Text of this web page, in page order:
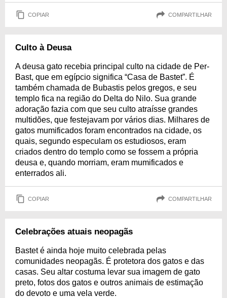
COPIAR COMPARTILHAR
Culto à Deusa
A deusa gato recebia principal culto na cidade de Per-
Bast, que em egípcio significa “Casa de Bastet”. É
também chamada de Bubastis pelos gregos, e seu
templo fica na região do Delta do Nilo. Sua grande
adoração fazia com que seu culto atraísse grandes
multidões, que festejavam por vários dias. Milhares de
gatos mumificados foram encontrados na cidade, os
quais, segundo especulam os estudiosos, eram
criados dentro do templo como se fossem a própria
deusa e, quando morriam, eram mumificados e
enterrados ali.
COPIAR COMPARTILHAR
Celebrações atuais neopagãs
Bastet é ainda hoje muito celebrada pelas
comunidades neopagãs. É protetora dos gatos e das
casas. Seu altar costuma levar sua imagem de gato
preto, fotos dos gatos e outros animais de estimação
do devoto e uma vela verde.